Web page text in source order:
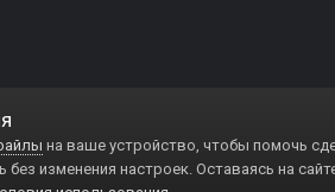
на ваше устройство, чтобы помочь
без изменения настроек. Оставаясь на